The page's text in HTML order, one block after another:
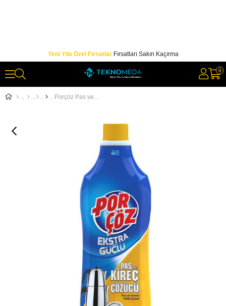
Yeni Yıla Özel FırsatlarFırsatları Sakın Kaçırma
0
Porçöz Pas ve Kireç Çözücü 1000 gr